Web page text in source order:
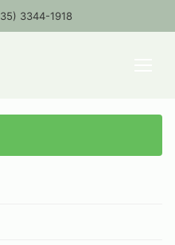
3344-1918